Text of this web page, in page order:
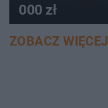
000 zł
ZOBACZ WIĘCEJ